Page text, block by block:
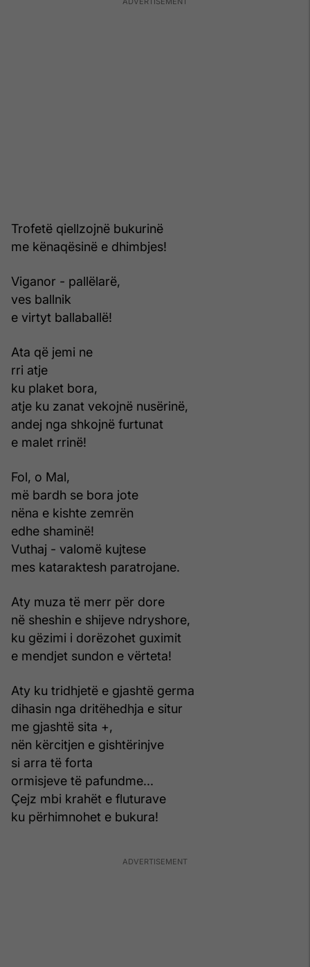
Trofetë qiellzojnë bukurinë
me kënaqësinë e dhimbjes!
Viganor - pallëlarë,
ves ballnik
e virtyt ballaballë!
Ata që jemi ne
rri atje
ku plaket bora,
atje ku zanat vekojnë nusërinë,
andej nga shkojnë furtunat
e malet rrinë!
Fol, o Mal,
më bardh se bora jote
nëna e kishte zemrën
edhe shaminë!
Vuthaj - valomë kujtese
mes kataraktesh paratrojane.
Aty muza të merr për dore
në sheshin e shijeve ndryshore,
ku gëzimi i dorëzohet guximit
e mendjet sundon e vërteta!
Aty ku tridhjetë e gjashtë germa
dihasin nga dritëhedhja e situr
me gjashtë sita +,
nën kërcitjen e gishtërinjve
si arra të forta
ormisjeve të pafundme...
Çejz mbi krahët e fluturave
ku përhimnohet e bukura!